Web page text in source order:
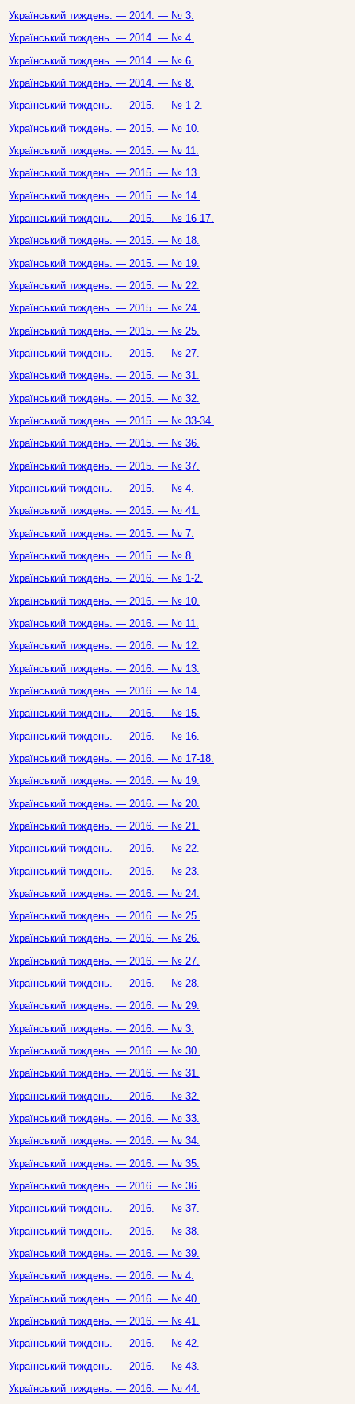
Український тиждень. — 2014. — № 3.
Український тиждень. — 2014. — № 4.
Український тиждень. — 2014. — № 6.
Український тиждень. — 2014. — № 8.
Український тиждень. — 2015. — № 1-2.
Український тиждень. — 2015. — № 10.
Український тиждень. — 2015. — № 11.
Український тиждень. — 2015. — № 13.
Український тиждень. — 2015. — № 14.
Український тиждень. — 2015. — № 16-17.
Український тиждень. — 2015. — № 18.
Український тиждень. — 2015. — № 19.
Український тиждень. — 2015. — № 22.
Український тиждень. — 2015. — № 24.
Український тиждень. — 2015. — № 25.
Український тиждень. — 2015. — № 27.
Український тиждень. — 2015. — № 31.
Український тиждень. — 2015. — № 32.
Український тиждень. — 2015. — № 33-34.
Український тиждень. — 2015. — № 36.
Український тиждень. — 2015. — № 37.
Український тиждень. — 2015. — № 4.
Український тиждень. — 2015. — № 41.
Український тиждень. — 2015. — № 7.
Український тиждень. — 2015. — № 8.
Український тиждень. — 2016. — № 1-2.
Український тиждень. — 2016. — № 10.
Український тиждень. — 2016. — № 11.
Український тиждень. — 2016. — № 12.
Український тиждень. — 2016. — № 13.
Український тиждень. — 2016. — № 14.
Український тиждень. — 2016. — № 15.
Український тиждень. — 2016. — № 16.
Український тиждень. — 2016. — № 17-18.
Український тиждень. — 2016. — № 19.
Український тиждень. — 2016. — № 20.
Український тиждень. — 2016. — № 21.
Український тиждень. — 2016. — № 22.
Український тиждень. — 2016. — № 23.
Український тиждень. — 2016. — № 24.
Український тиждень. — 2016. — № 25.
Український тиждень. — 2016. — № 26.
Український тиждень. — 2016. — № 27.
Український тиждень. — 2016. — № 28.
Український тиждень. — 2016. — № 29.
Український тиждень. — 2016. — № 3.
Український тиждень. — 2016. — № 30.
Український тиждень. — 2016. — № 31.
Український тиждень. — 2016. — № 32.
Український тиждень. — 2016. — № 33.
Український тиждень. — 2016. — № 34.
Український тиждень. — 2016. — № 35.
Український тиждень. — 2016. — № 36.
Український тиждень. — 2016. — № 37.
Український тиждень. — 2016. — № 38.
Український тиждень. — 2016. — № 39.
Український тиждень. — 2016. — № 4.
Український тиждень. — 2016. — № 40.
Український тиждень. — 2016. — № 41.
Український тиждень. — 2016. — № 42.
Український тиждень. — 2016. — № 43.
Український тиждень. — 2016. — № 44.